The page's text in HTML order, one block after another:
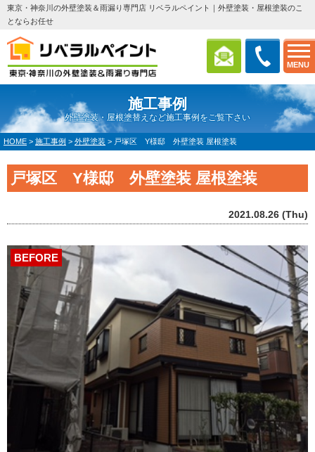
MENU
東京・神奈川の外壁塗装＆雨漏り専門店 リベラルペイント｜外壁塗装・屋根塗装のこ
とならお任せ
施工事例
外壁塗装・屋根塗替えなど施工事例をご覧下さい
HOME > 施工事例 > 外壁塗装 > 戸塚区 Y様邸 外壁塗装 屋根塗装
戸塚区 Y様邸 外壁塗装 屋根塗装
2021.08.26 (Thu)
BEFORE